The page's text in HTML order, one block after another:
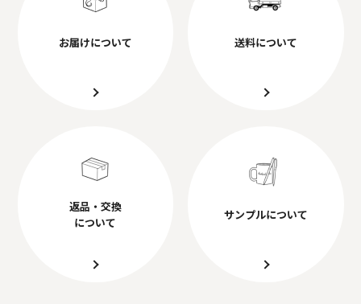
お届けについて 送料について
返品・交換
について
サンプルについて